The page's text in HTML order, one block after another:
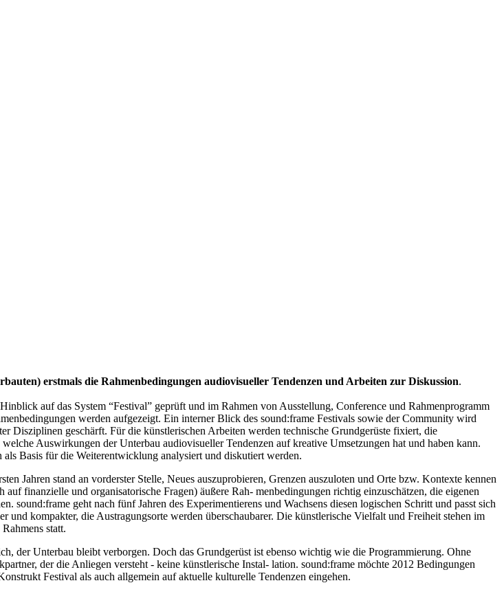
erstmals die Rahmenbedingungen audiovisueller Tendenzen und Arbeiten zur Diskussion.
auf das System “Festival” geprüft und im Rahmen von Ausstellung, Conference und Rahmenprogramm
werden aufgezeigt. Ein interner Blick des sound:frame Festivals sowie der Community wird
Disziplinen geschärft. Für die künstlerischen Arbeiten werden technische Grundgerüste fixiert, die
Auswirkungen der Unterbau audiovisueller Tendenzen auf kreative Umsetzungen hat und haben kann.
Basis für die Weiterentwicklung analysiert und diskutiert werden.
Jahren stand an vorderster Stelle, Neues auszuprobieren, Grenzen auszuloten und Orte bzw. Kontexte kennen
finanzielle und organisatorische Fragen) äußere Rah- menbedingungen richtig einzuschätzen, die eigenen
sound:frame geht nach fünf Jahren des Experimentierens und Wachsens diesen logischen Schritt und passt sich
und kompakter, die Austragungsorte werden überschaubarer. Die künstlerische Vielfalt und Freiheit stehen im
statt.
der Unterbau bleibt verborgen. Doch das Grundgerüst ist ebenso wichtig wie die Programmierung. Ohne
der die Anliegen versteht - keine künstlerische Instal- lation. sound:frame möchte 2012 Bedingungen
Festival als auch allgemein auf aktuelle kulturelle Tendenzen eingehen.